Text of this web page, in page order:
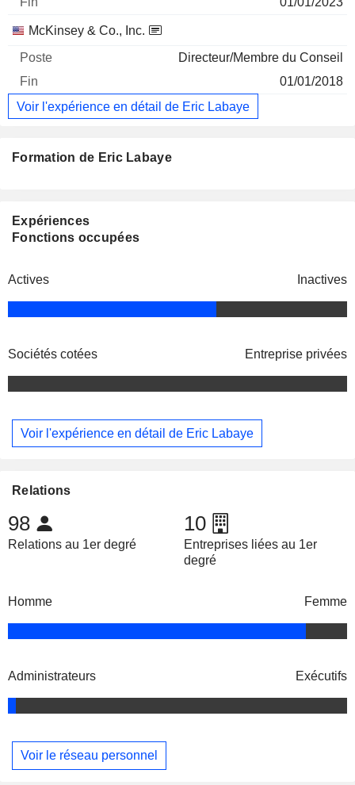
McKinsey & Co., Inc.
Directeur/Membre du Conseil
01/01/2018
Voir l'expérience en détail de Eric Labaye
Formation de Eric Labaye
Expériences
Fonctions occupées
Actives Inactives
Sociétés cotées Entreprise privées
Voir l'expérience en détail de Eric Labaye
Relations
98
Relations au 1er degré
10
Entreprises liées au 1er
degré
Homme Femme
Administrateurs Exécutifs
Voir le réseau personnel